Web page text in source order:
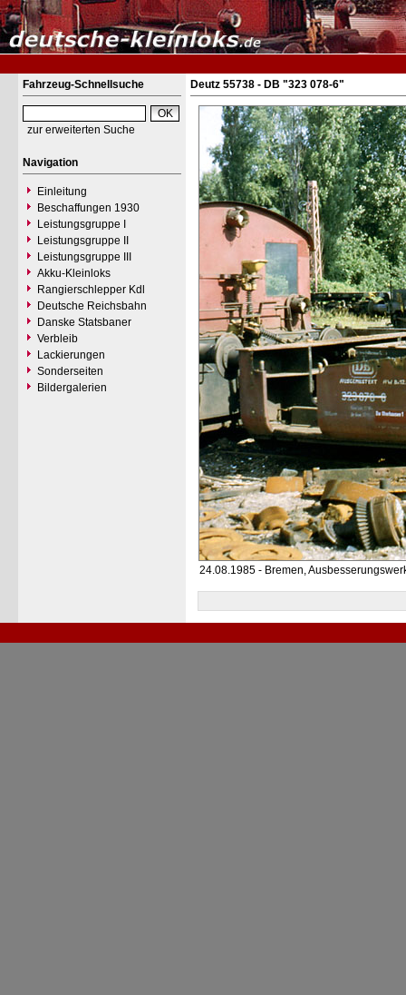
Fahrzeug-Schnellsuche
zur erweiterten Suche
Navigation
Einleitung
Beschaffungen 1930
Leistungsgruppe I
Leistungsgruppe II
Leistungsgruppe III
Akku-Kleinloks
Rangierschlepper Kdl
Deutsche Reichsbahn
Danske Statsbaner
Verbleib
Lackierungen
Sonderseiten
Bildergalerien
Deutz 55738 - DB "323 078-6"
24.08.1985 - Bremen,